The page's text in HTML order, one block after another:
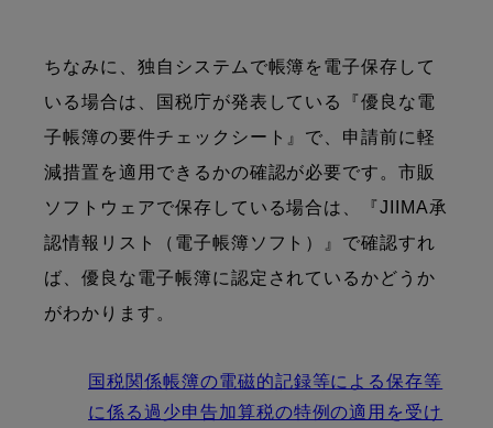
ちなみに、独自システムで帳簿を電子保存して
いる場合は、国税庁が発表している『優良な電
子帳簿の要件チェックシート』で、申請前に軽
減措置を適用できるかの確認が必要です。市販
ソフトウェアで保存している場合は、『JIIMA承
認情報リスト（電子帳簿ソフト）』で確認すれ
ば、優良な電子帳簿に認定されているかどうか
がわかります。
国税関係帳簿の電磁的記録等による保存等
に係る過少申告加算税の特例の適用を受け